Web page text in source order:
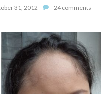
31, 2012 24 comments